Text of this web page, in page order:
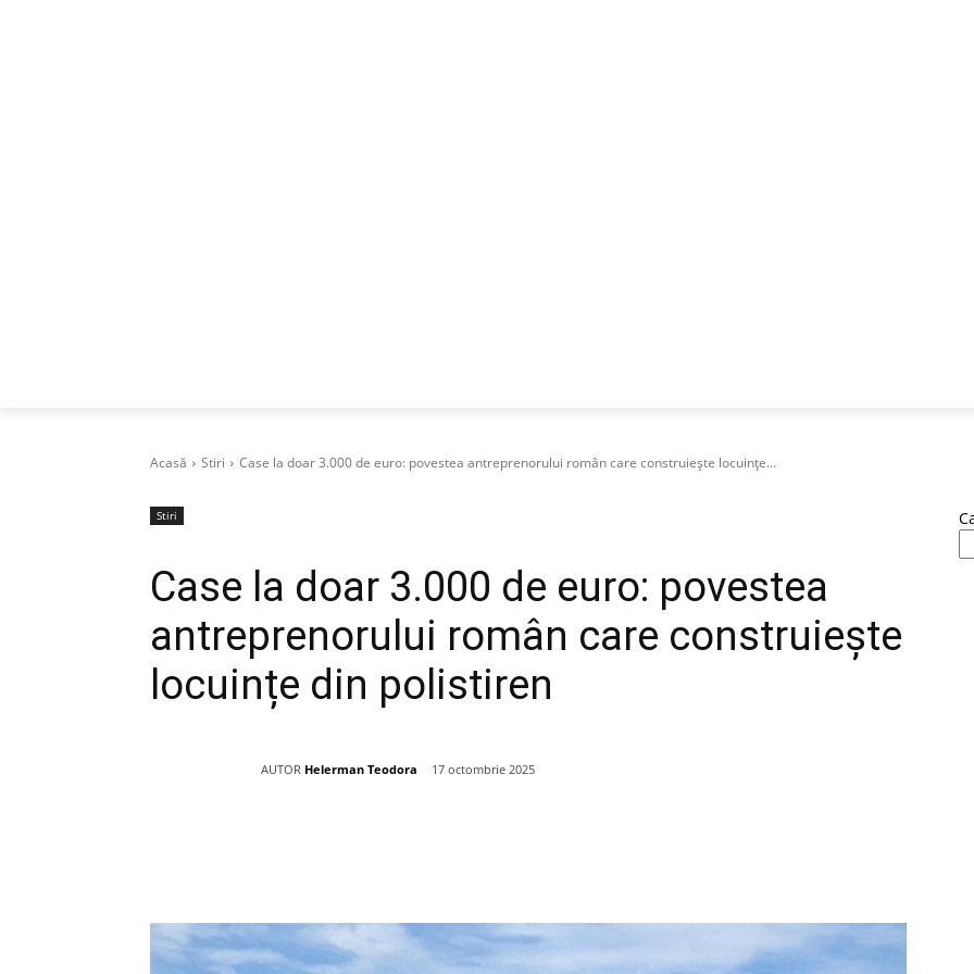
Acasă Stiri Case la doar 3.000 de euro: povestea antreprenorului român care construiește locuințe...
Stiri
Case la doar 3.000 de euro: povestea
antreprenorului român care construiește
locuințe din polistiren
AUTOR Helerman Teodora 17 octombrie 2025